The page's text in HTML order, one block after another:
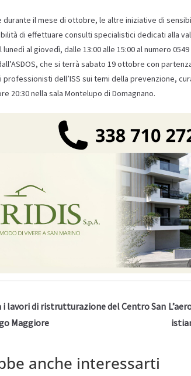
durante il mese di ottobre, le altre iniziative di
di effettuare consulti specialistici dedicati alla
al giovedì, dalle 13:00 alle 15:00 al numero
che si terrà sabato 19 ottobre con
professionisti dell’ISS sui temi della prevenzione,
20:30 nella sala Montelupo di Domagnano.
i lavori di ristrutturazione del Centro San
Maggiore
anche interessarti